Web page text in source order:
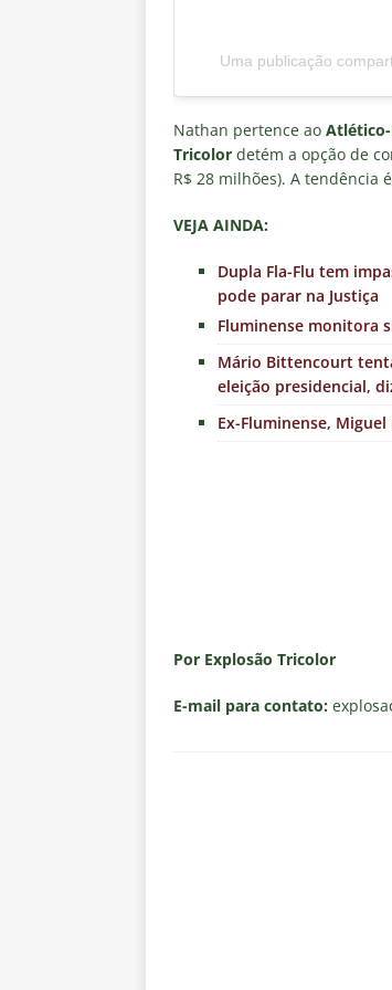
Uma publicação
Nathan pertence ao Atlético-
Tricolor detém a opção de
R$ 28 milhões). A tendência
VEJA AINDA:
Dupla Fla-Flu tem
pode parar na Justiça
Fluminense monitora
Mário Bittencourt
eleição presidencial,
Ex-Fluminense,
Por Explosão Tricolor
E-mail para contato: